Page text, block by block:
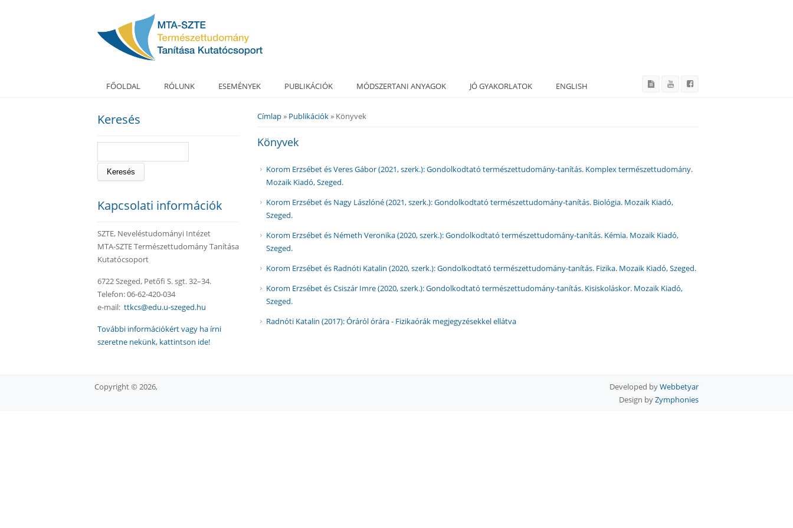
FŐOLDAL RÓLUNK ESEMÉNYEK PUBLIKÁCIÓK MÓDSZERTANI ANYAGOK JÓ GYAKORLATOK ENGLISH
Jelenlegi hely
Címlap» Publikációk» Könyvek
Könyvek
Korom Erzsébet és Veres Gábor (2021, szerk.): Gondolkodtató természettudomány-tanítás. Komplex természettudomány.
Mozaik Kiadó, Szeged.
Korom Erzsébet és Nagy Lászlóné (2021, szerk.): Gondolkodtató természettudomány-tanítás. Biológia. Mozaik Kiadó,
Szeged.
Korom Erzsébet és Németh Veronika (2020, szerk.): Gondolkodtató természettudomány-tanítás. Kémia. Mozaik Kiadó,
Szeged.
Korom Erzsébet és Radnóti Katalin (2020, szerk.): Gondolkodtató természettudomány-tanítás. Fizika. Mozaik Kiadó, Szeged.
Korom Erzsébet és Csiszár Imre (2020, szerk.): Gondolkodtató természettudomány-tanítás. Kisiskoláskor. Mozaik Kiadó,
Szeged.
Radnóti Katalin (2017): Óráról órára - Fizikaórák megjegyzésekkel ellátva
Keresés
Kapcsolati információk
SZTE, Neveléstudományi Intézet
MTA-SZTE Természettudomány Tanítása
Kutatócsoport
6722 Szeged, Petőfi S. sgt. 32–34.
Telefon: 06-62-420-034
e-mail: ttkcs@edu.u-szeged.hu
További információkért vagy ha írni
szeretne nekünk, kattintson ide!
Copyright © 2026, Developed byWebbetyar
Design byZymphonies